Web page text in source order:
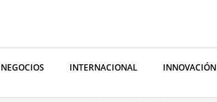
NEGOCIOS INTERNACIONAL INNOVACIÓN